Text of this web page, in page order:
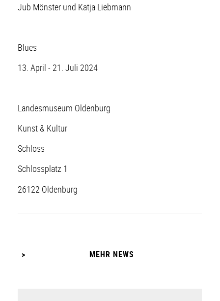
Jub Mönster und Katja Liebmann
Blues
13. April - 21. Juli 2024
Landesmuseum Oldenburg
Kunst & Kultur
Schloss
Schlossplatz 1
26122 Oldenburg
MEHR NEWS